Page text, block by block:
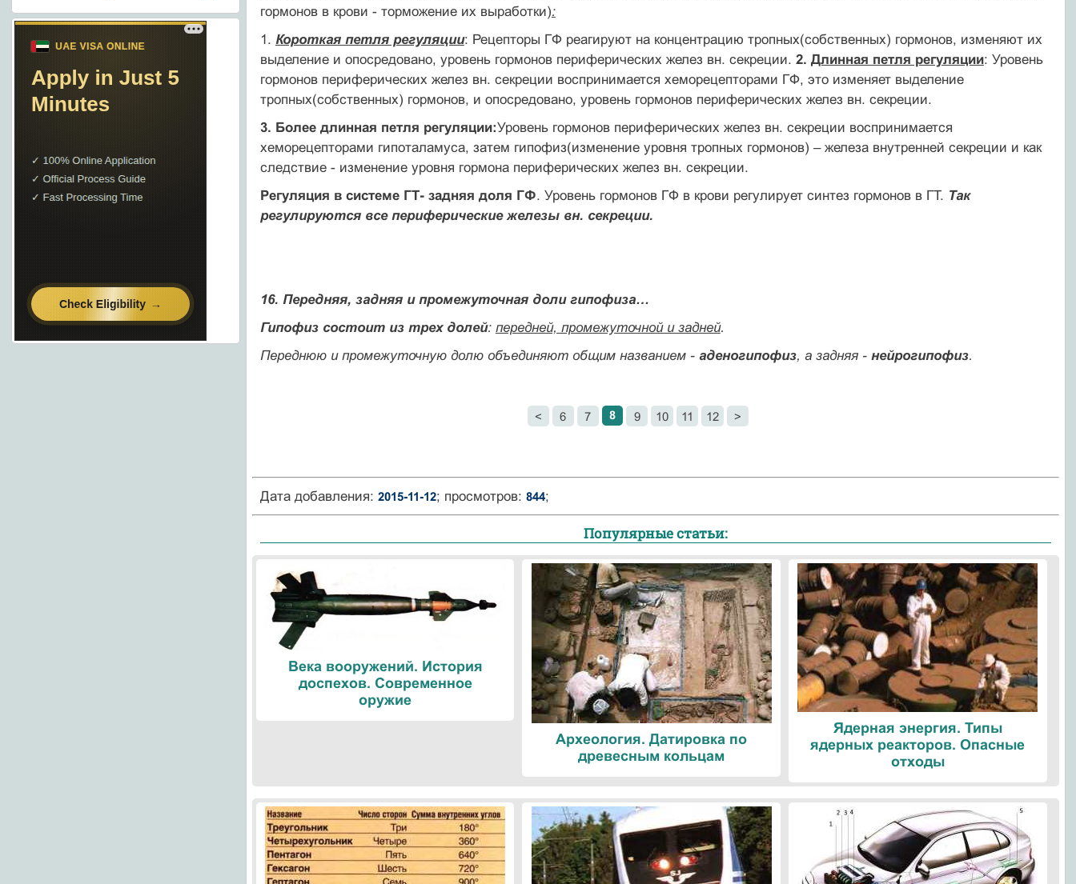
гормонов в крови - торможение их выработки):
1. Короткая петля регуляции: Рецепторы ГФ реагируют на концентрацию тропных(собственных) гормонов, изменяют их
выделение и опосредовано, уровень гормонов периферических желез вн. секреции. 2. Длинная петля регуляции: Уровень
гормонов периферических желез вн. секреции воспринимается хеморецепторами ГФ, это изменяет выделение
тропных(собственных) гормонов, и опосредовано, уровень гормонов периферических желез вн. секреции.
3. Более длинная петля регуляции:Уровень гормонов периферических желез вн. секреции воспринимается
хеморецепторами гипоталамуса, затем гипофиз(изменение уровня тропных гормонов) – железа внутренней секреции и как
следствие - изменение уровня гормона периферических желез вн. секреции.
Регуляция в системе ГТ- задняя доля ГФ. Уровень гормонов ГФ в крови регулирует синтез гормонов в ГТ. Так
регулируются все периферические железы вн. секреции.
16. Передняя, задняя и промежуточная доли гипофиза…
Гипофиз состоит из трех долей: передней, промежуточной и задней.
Переднюю и промежуточную долю объединяют общим названием - аденогипофиз, а задняя - нейрогипофиз.
< 6 7 8 9 10 11 12 >
Дата добавления: 2015-11-12; просмотров: 844;
Популярные статьи:
Века вооружений. История
доспехов. Современное
оружие
Археология. Датировка по
древесным кольцам
Ядерная энергия. Типы
ядерных реакторов. Опасные
отходы